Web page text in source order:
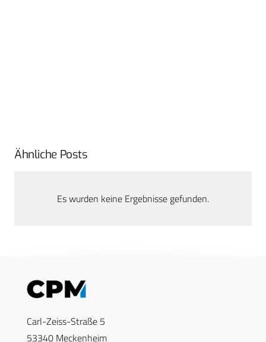
Ähnliche Posts
Es wurden keine Ergebnisse gefunden.
Carl-Zeiss-Straße 5
53340 Meckenheim